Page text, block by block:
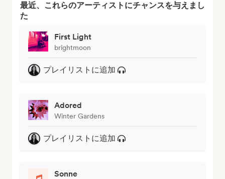
最近、これらのアーティストにチャンスを与えまし
た
First Light
brightmoon
プレイリストに追加
Adored
Winter Gardens
プレイリストに追加
Sonne